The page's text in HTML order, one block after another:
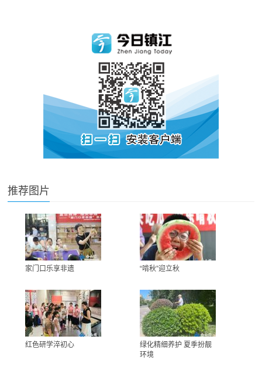
推荐图片
家门口乐享非遗 “啃秋”迎立秋
红色研学淬初心
绿化精细养护 夏季扮靓
环境